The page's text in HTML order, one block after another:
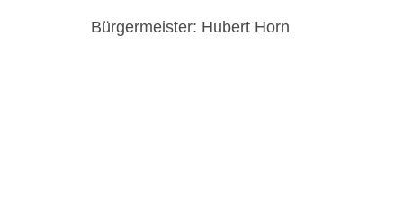
Bürgermeister: Hubert Horn